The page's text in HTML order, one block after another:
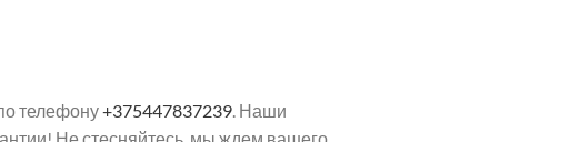
телефону+375447837239 . Наши
Не стесняйтесь, мы ждем вашего